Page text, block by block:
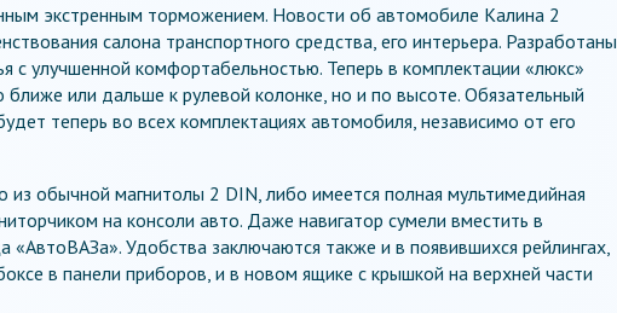
экстренным торможением. Новости об автомобиле Калина 2
салона транспортного средства, его интерьера. Разработаны
с улучшенной комфортабельностью. Теперь в комплектации «люкс»
ближе или дальше к рулевой колонке, но и по высоте. Обязательный
теперь во всех комплектациях автомобиля, независимо от его
из обычной магнитолы 2 DIN, либо имеется полная мультимедийная
на консоли авто. Даже навигатор сумели вместить в
Удобства заключаются также и в появившихся рейлингах,
в панели приборов, и в новом ящике с крышкой на верхней части